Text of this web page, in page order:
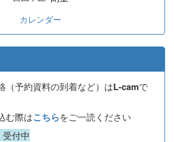
カレンダー
（予約資料の到着など）はL-camで
む際はこちらをご一読ください
付中